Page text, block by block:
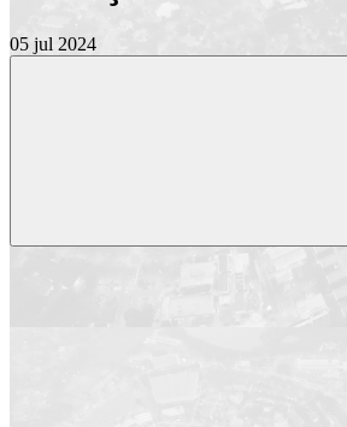
05 jul 2024
Compartilhar